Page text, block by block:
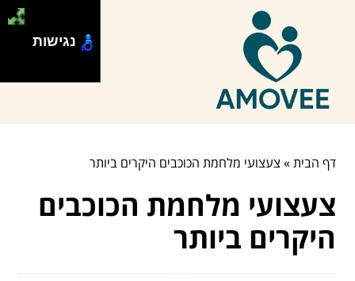
דף הבית» צעצועי מלחמת הכוכבים היקרים ביותר
צעצועי מלחמת הכוכבים
היקרים ביותר
נגישות